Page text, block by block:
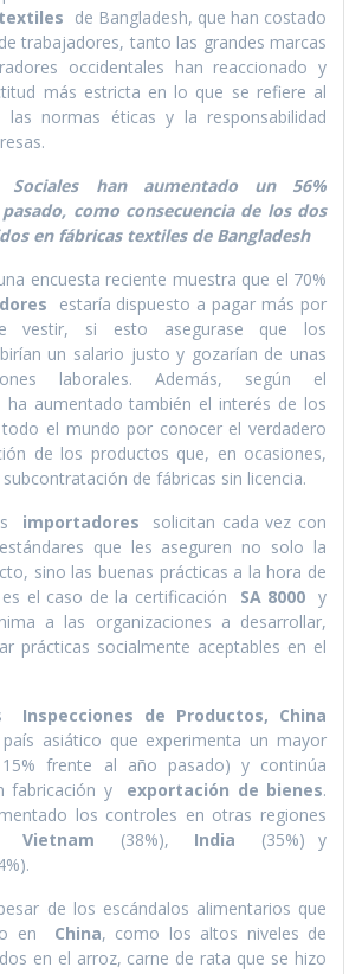
de Bangladesh, que han costado
trabajadores, tanto las grandes marcas
occidentales han reaccionado y
más estricta en lo que se refiere al
las normas éticas y la responsabilidad
Sociales han aumentado un 56%
como consecuencia de los dos
en fábricas textiles de Bangladesh
encuesta reciente muestra que el 70%
estarí­a dispuesto a pagar más por
vestir, si esto asegurase que los
un salario justo y gozarí­an de unas
laborales. Además, según el
ha aumentado también el interés de los
el mundo por conocer el verdadero
de los productos que, en ocasiones,
de fábricas sin licencia.
importadores solicitan cada vez con
que les aseguren no solo la
sino las buenas prácticas a la hora de
el caso de la certificación SA 8000 y
a las organizaciones a desarrollar,
prácticas socialmente aceptables en el
Inspecciones de Productos, China
asiático que experimenta un mayor
frente al año pasado) y continúa
fabricación y exportación de bienes.
los controles en otras regiones
Vietnam (38%), India (35%) y
de los escándalos alimentarios que
en China, como los altos niveles de
en el arroz, carne de rata que se hizo